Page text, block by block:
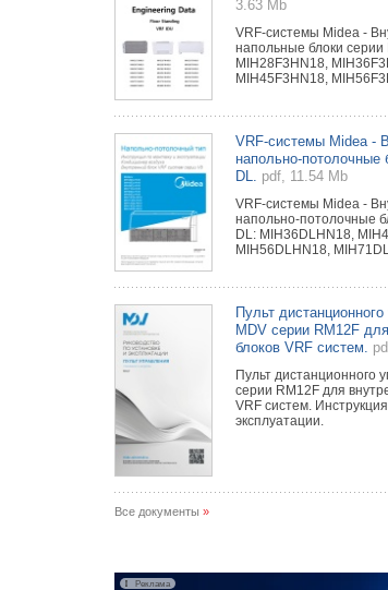
3.63 Mb
VRF-системы Midea -
напольные блоки серии
MIH28F3HN18,
MIH45F3HN18,
VRF-системы Midea -
напольно-потолочные
DL.
pdf, 11.54 Mb
VRF-системы Midea -
напольно-потолочные
DL: MIH36DLHN18,
MIH56DLHN18,
Пульт
MDV серии RM12F
блоков VRF систем.
Пульт дистанционного
серии RM12F для
VRF систем.
эксплуатации.
Все документы »
Реклама